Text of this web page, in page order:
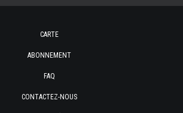
CARTE
ABONNEMENT
FAQ
CONTACTEZ-NOUS